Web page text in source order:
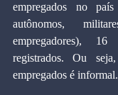
empregados no
autônomos,
empregadores),
registrados. Ou
empregados é informal.